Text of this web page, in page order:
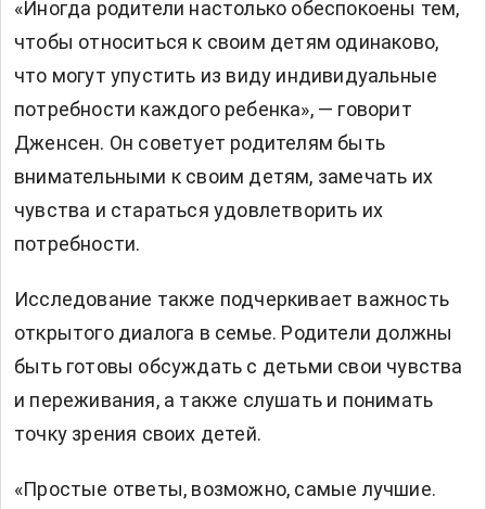
«Иногда родители настолько обеспокоены тем,
чтобы относиться к своим детям одинаково,
что могут упустить из виду индивидуальные
потребности каждого ребенка», — говорит
Дженсен. Он советует родителям быть
внимательными к своим детям, замечать их
чувства и стараться удовлетворить их
потребности.
Исследование также подчеркивает важность
открытого диалога в семье. Родители должны
быть готовы обсуждать с детьми свои чувства
и переживания, а также слушать и понимать
точку зрения своих детей.
«Простые ответы, возможно, самые лучшие.